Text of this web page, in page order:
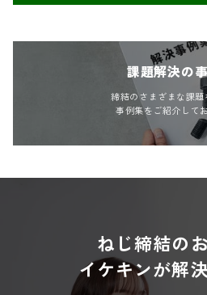
課題解決の
締結のさまざまな課題
事例集をご紹介して
ねじ締結の
イケキンが解